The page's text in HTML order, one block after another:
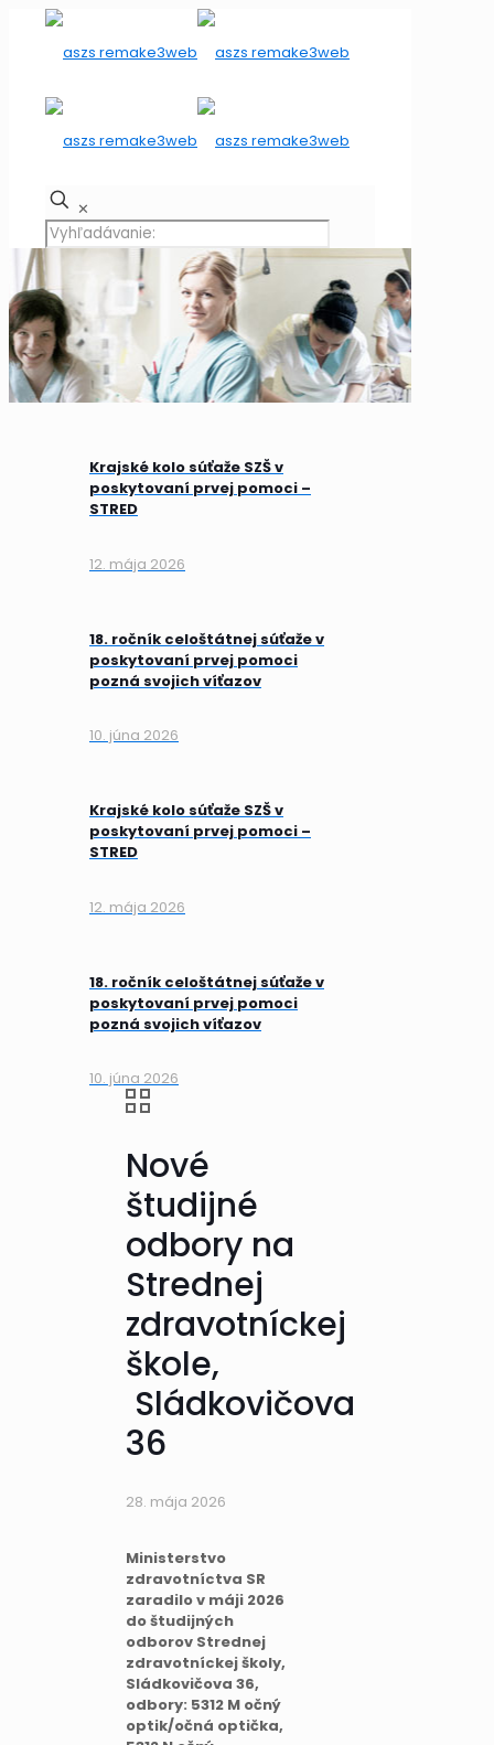
✕
Krajské kolo súťaže SZŠ v
poskytovaní prvej pomoci –
STRED
12. mája 2026
18. ročník celoštátnej súťaže v
poskytovaní prvej pomoci
pozná svojich víťazov
10. júna 2026
Krajské kolo súťaže SZŠ v
poskytovaní prvej pomoci –
STRED
12. mája 2026
18. ročník celoštátnej súťaže v
poskytovaní prvej pomoci
pozná svojich víťazov
10. júna 2026
Nové
študijné
odbory na
Strednej
zdravotníckej
škole,
Sládkovičova
36
28. mája 2026
Ministerstvo
zdravotníctva SR
zaradilo v máji 2026
do študijných
odborov Strednej
zdravotníckej školy,
Sládkovičova 36,
odbory: 5312 M očný
optik/očná optička,